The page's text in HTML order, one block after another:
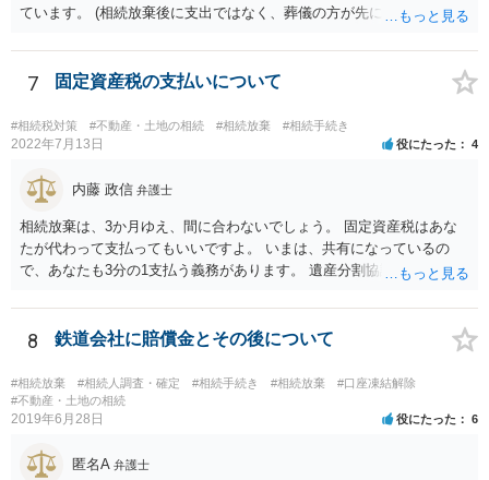
ています。 (相続放棄後に支出ではなく、葬儀の方が先に来るのが通常
述の手続ということだと思いますが) ただ、葬儀費用ならいくらでもよ
いということではなく、身分相応の、社会的儀式として当然認められ
る程度の金額に留まると考えた方がよいです。 もし、相続人の皆さん
に葬儀費用を支出する経済力がなく、質素な葬儀を行った費用であれ
ば相続財産から支出しても単純承認と認められない可能性が高いの
7 固定資産税の支払いについて
#相続税対策 #不動産・土地の相続 #相続放棄 #相続手続き
2022年7月13日 役にたった 4
内藤 政信 弁護士
相続放棄は、3か月ゆえ、間に合わないでしょう。 固定資産税はあな
たが代わって支払ってもいいですよ。 いまは、共有になっているの
で、あなたも3分の1支払う義務があります。 遺産分割協議をして、不
払い義務があります。
8 鉄道会社に賠償金とその後について
#相続放棄 #相続人調査・確定 #相続手続き #相続放棄
#口座凍結解除
#不動産・土地の相続
2019年6月28日 役にたった 6
匿名A 弁護士